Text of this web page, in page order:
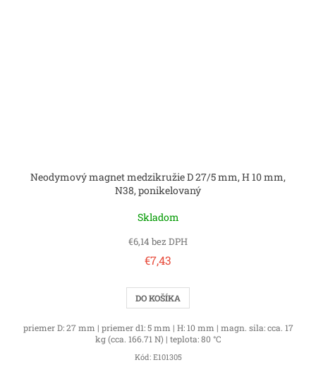
Neodymový magnet medzikružie D 27/5 mm, H 10 mm,
N38, ponikelovaný
Skladom
€6,14 bez DPH
€7,43
DO KOŠÍKA
priemer D: 27 mm | priemer d1: 5 mm | H: 10 mm | magn. sila: cca. 17
kg (cca. 166.71 N) | teplota: 80 °C
Kód: E101305